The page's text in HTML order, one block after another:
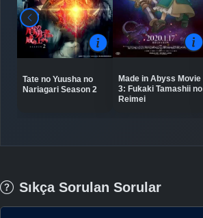
Tate no Yuusha no
Nariagari Season 2
Made in Abyss Movie
3: Fukaki Tamashii no
Reimei
Sıkça Sorulan Sorular